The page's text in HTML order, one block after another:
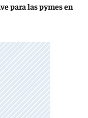
para las pymes en